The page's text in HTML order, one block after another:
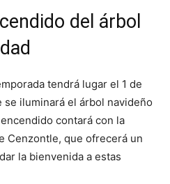
del árbol
tendrá lugar el 1 de
iluminará el árbol navideño
contará con la
Cenzontle, que ofrecerá un
la bienvenida a estas